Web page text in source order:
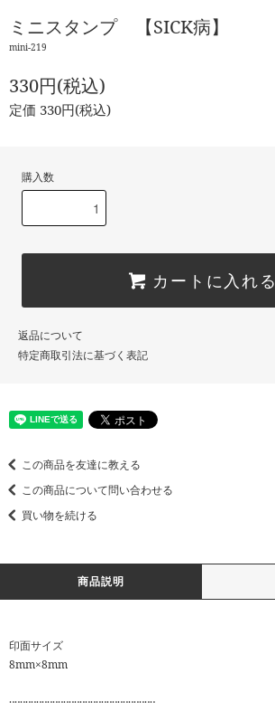
ミニスタンプ 【SICK病】
mini-219
330円(税込)
定価 330円(税込)
購入数
カートに入れる
返品について
特定商取引法に基づく表記
この商品を友達に教える
この商品について問い合わせる
買い物を続ける
商品説明
印面サイズ
8mm×8mm
‥‥‥‥‥‥‥‥‥‥‥‥‥‥‥‥‥‥‥‥‥‥‥‥‥‥‥